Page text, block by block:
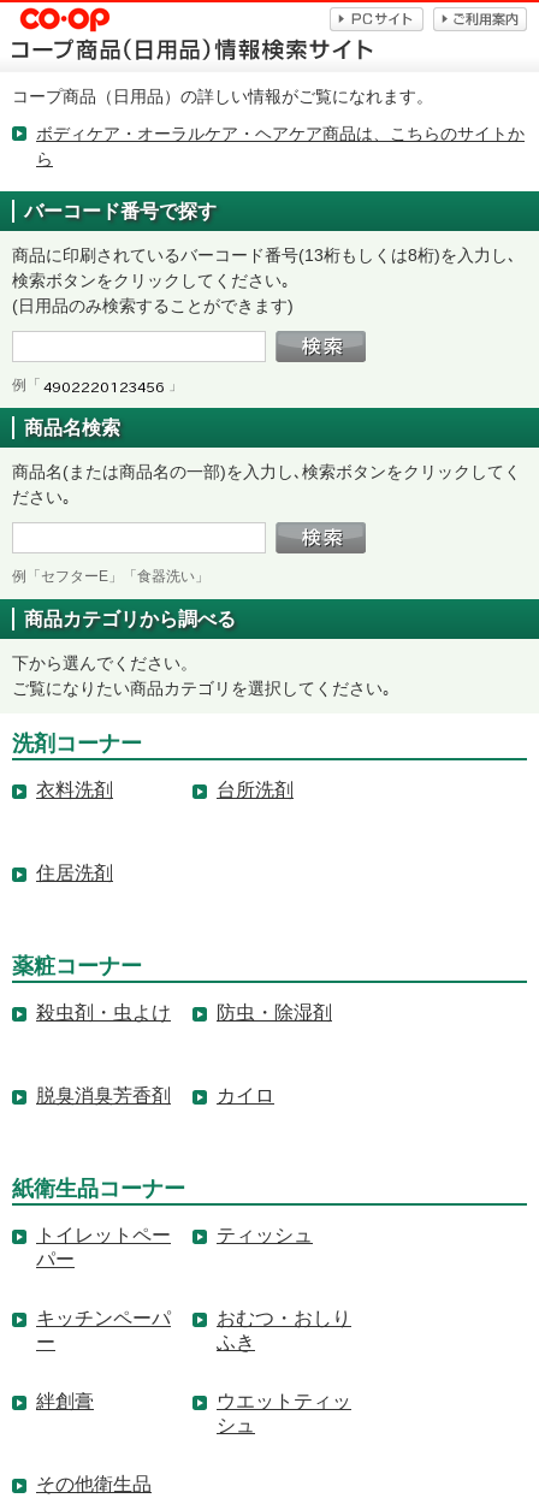
コープ商品（日用品）の詳しい情報がご覧になれます。
ボディケア・オーラルケア・ヘアケア商品は、こちらのサイトか
ら
バーコード番号で探す
商品に印刷されているバーコード番号(13桁もしくは8桁)を入力し､
検索ボタンをクリックしてください｡
(日用品のみ検索することができます)
例「 」
商品名検索
商品名(または商品名の一部)を入力し､検索ボタンをクリックしてく
ださい｡
例「セフターE」「食器洗い」
商品カテゴリから調べる
下から選んでください。
ご覧になりたい商品カテゴリを選択してください｡
洗剤コーナー
衣料洗剤 台所洗剤
住居洗剤
薬粧コーナー
殺虫剤・虫よけ 防虫・除湿剤
脱臭消臭芳香剤 カイロ
紙衛生品コーナー
トイレットペー
パー
ティッシュ
キッチンペーパ
ー
おむつ・おしり
ふき
絆創膏
ウエットティッ
シュ
その他衛生品